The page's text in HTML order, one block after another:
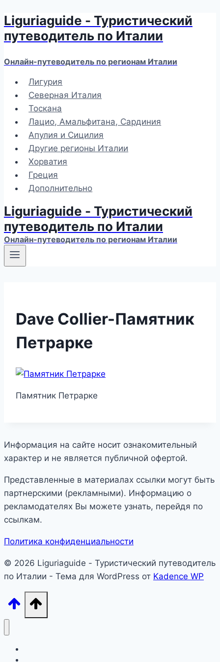
Перейти
к
содержимому
Liguriaguide - Туристический
путеводитель по Италии
Онлайн-путеводитель по регионам Италии
Лигурия
Северная Италия
Тоскана
Лацио, Амальфитана, Сардиния
Апулия и Сицилия
Другие регионы Италии
Хорватия
Греция
Дополнительно
Liguriaguide - Туристический
путеводитель по Италии
Онлайн-путеводитель по регионам Италии
Dave Collier-Памятник
Петрарке
Памятник Петрарке
Информация на сайте носит ознакомительный
характер и не является публичной офертой.
Представленные в материалах ссылки могут быть
партнерскими (рекламными). Информацию о
рекламодателях Вы можете узнать, перейдя по
ссылкам.
Политика конфиденциальности
© 2026 Liguriaguide - Туристический путеводитель
по Италии - Тема для WordPress от Kadence WP